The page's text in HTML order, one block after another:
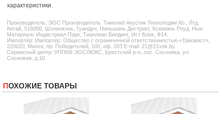
характеристики.
Производитель: ЭОС Производитель: Тиинлаб Акустик Текнолоджи Ко., Лтд.
Китай, 518000, Шэньчжэнь, Гуандун, Наньшань Дистрикт, Ксююань Роуд, Нью
Материалс Индастриал Парк, Тианлиао Билдинг, Ист Блок, Ф14.
Импортёр: Импортёр: Общество с ограниченной ответственностью «Триовист»,
220020, Минск, пр. Победителей, 100, оф. 203 E-mail: 21@21vek.by
Сервисный центр: УППКФ ЭОСЛЮКС, Брестский р-н, пос. Сосновка, ул.
Сосновая, д.10
ПОХОЖИЕ ТОВАРЫ